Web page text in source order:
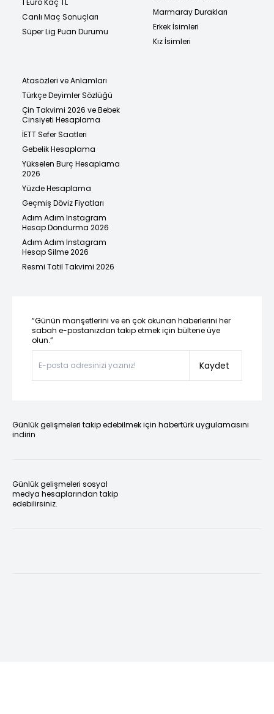
1 Euro Kaç TL
Canlı Maç Sonuçları
Süper Lig Puan Durumu
Marmaray Durakları
Erkek İsimleri
Kız İsimleri
Atasözleri ve Anlamları
Türkçe Deyimler Sözlüğü
Çin Takvimi 2026 ve Bebek
Cinsiyeti Hesaplama
İETT Sefer Saatleri
Gebelik Hesaplama
Yükselen Burç Hesaplama
2026
Yüzde Hesaplama
Geçmiş Döviz Fiyatları
Adım Adım Instagram
Hesap Dondurma 2026
Adım Adım Instagram
Hesap Silme 2026
Resmi Tatil Takvimi 2026
“Günün manşetlerini ve en çok okunan haberlerini her
sabah e-postanızdan takip etmek için bültene üye
olun.”
Kaydet
Günlük gelişmeleri takip edebilmek için habertürk uygulamasını
indirin
Günlük gelişmeleri sosyal
medya hesaplarından takip
edebilirsiniz.